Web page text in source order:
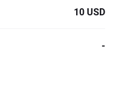
10 USD
-